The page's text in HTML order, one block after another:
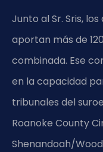
Junto al Sr. Sris,
aportan más de
combinada. Ese
en la capacidad
tribunales del
Roanoke County
Shenandoah/